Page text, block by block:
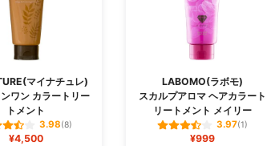
マイナチュレ)
ワン カラートリー
トメント
3.98(8)
¥4,500
LABOMO(ラボモ)
スカルプアロマ ヘアカラート
リートメント メイリー
3.97(1)
¥999